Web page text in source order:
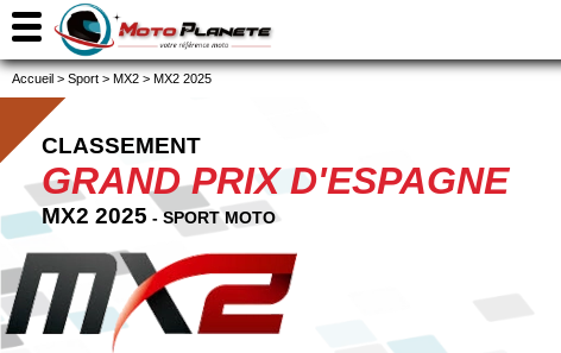
Accueil > Sport > MX2 > MX2 2025
CLASSEMENT
GRAND PRIX D'ESPAGNE
MX2 2025 - SPORT MOTO